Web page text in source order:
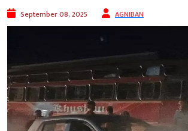
September 08, 2025 AGNIBAN